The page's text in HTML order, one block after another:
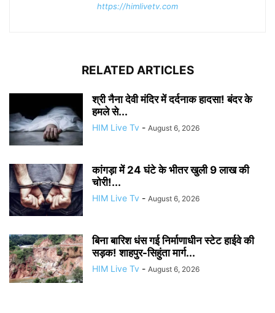
https://himlivetv.com
RELATED ARTICLES
श्री नैना देवी मंदिर में दर्दनाक हादसा! बंदर के
हमले से...
HIM Live Tv - August 6, 2026
कांगड़ा में 24 घंटे के भीतर खुली 9 लाख की
चोरी!...
HIM Live Tv - August 6, 2026
बिना बारिश धंस गई निर्माणाधीन स्टेट हाईवे की
सड़क! शाहपुर-सिहुंता मार्ग...
HIM Live Tv - August 6, 2026